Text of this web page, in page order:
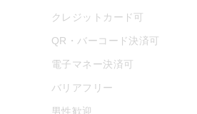
クレジットカード可
QR・バーコード決済可
電子マネー決済可
バリアフリー
男性歓迎